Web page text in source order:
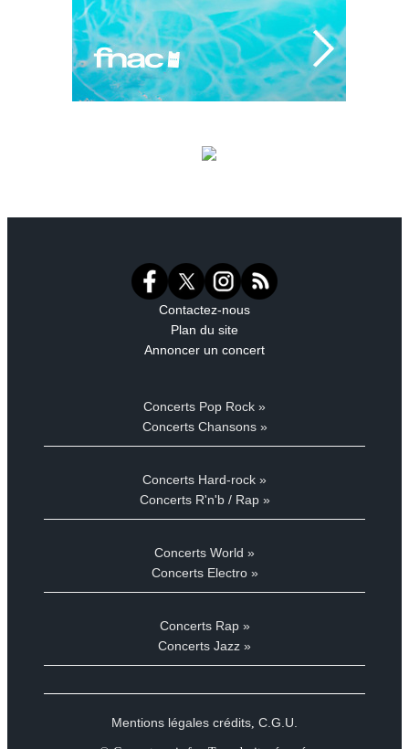
Contactez-nous
Plan du site
Annoncer un concert
Concerts Pop Rock »
Concerts Chansons »
Concerts Hard-rock »
Concerts R'n'b / Rap »
Concerts World »
Concerts Electro »
Concerts Rap »
Concerts Jazz »
Mentions légales crédits C.G.U.